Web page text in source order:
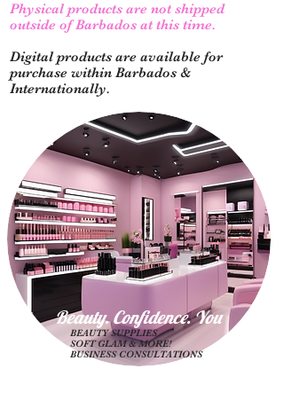
Physical products are not shipped
outside of Barbados at this time.
Digital products are available for
purchase within Barbados &
Internationally.
Beauty. Confidence. You
BEAUTY SUPPLIES
SOFT GLAM & MORE!
BUSINESS CONSULTATIONS